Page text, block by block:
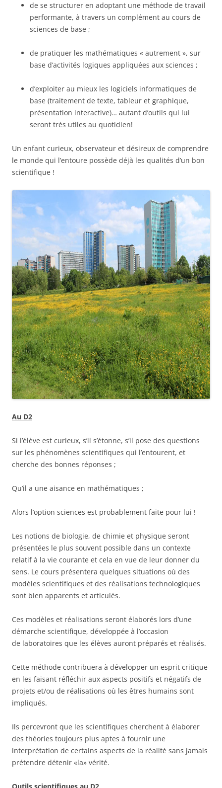
de se structurer en adoptant une méthode de travail
performante, à travers un complément au cours de
sciences de base ;
de pratiquer les mathématiques « autrement », sur
base d’activités logiques appliquées aux sciences ;
d’exploiter au mieux les logiciels informatiques de
base (traitement de texte, tableur et graphique,
présentation interactive)… autant d’outils qui lui
seront très utiles au quotidien!
Un enfant curieux, observateur et désireux de comprendre
le monde qui l’entoure possède déjà les qualités d’un bon
scientifique !
Au D2
Si l’élève est curieux, s’il s’étonne, s’il pose des questions
sur les phénomènes scientifiques qui l’entourent, et
cherche des bonnes réponses ;
Qu’il a une aisance en mathématiques ;
Alors l’option sciences est probablement faite pour lui !
Les notions de biologie, de chimie et physique seront
présentées le plus souvent possible dans un contexte
relatif à la vie courante et cela en vue de leur donner du
sens. Le cours présentera quelques situations où des
modèles scientifiques et des réalisations technologiques
sont bien apparents et articulés.
Ces modèles et réalisations seront élaborés lors d’une
démarche scientifique, développée à l’occasion
de laboratoires que les élèves auront préparés et réalisés.
Cette méthode contribuera à développer un esprit critique
en les faisant réfléchir aux aspects positifs et négatifs de
projets et/ou de réalisations où les êtres humains sont
impliqués.
Ils percevront que les scientifiques cherchent à élaborer
des théories toujours plus aptes à fournir une
interprétation de certains aspects de la réalité sans jamais
prétendre détenir «la» vérité.